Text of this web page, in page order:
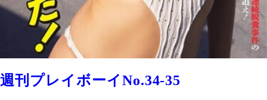
週刊プレイボーイNo.34-35